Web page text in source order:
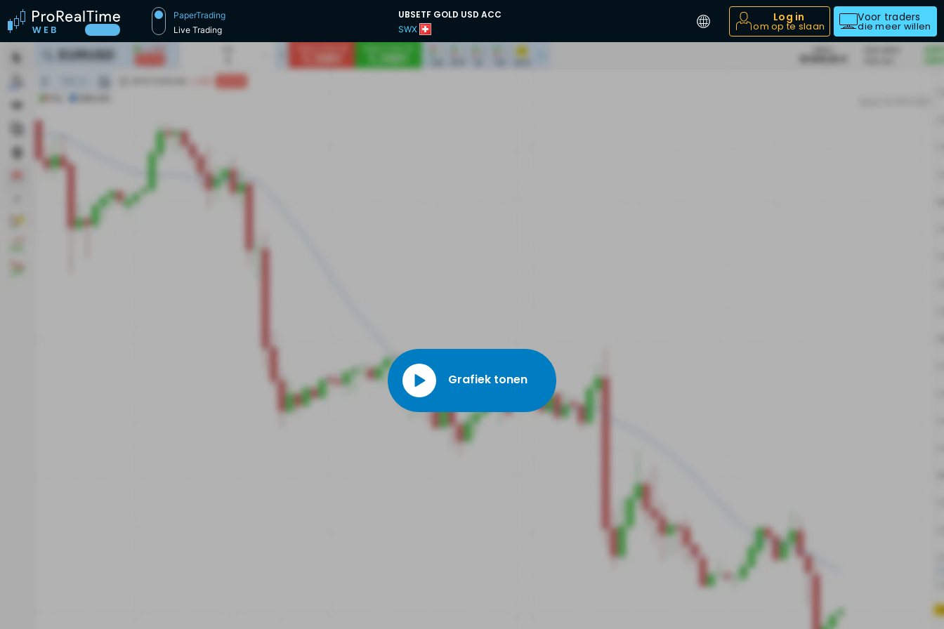
PaperTrading
Live Trading
UBSETF GOLD USD ACC
SWX
Log in
om op te slaan
Voor traders
die meer willen
Grafiek tonen